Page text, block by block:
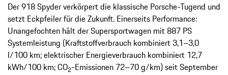
Der 918 Spyder verkörpert die klassische Porsche-Tugend und
setzt Eckpfeiler für die Zukunft. Einerseits Performance:
Unangefochten hält der Supersportwagen mit 887 PS
Systemleistung (Kraftstoffverbrauch kombiniert 3,1–3,0
l/100 km; elektrischer Energieverbrauch kombiniert 12,7
kWh/100 km; CO2-Emissionen 72–70 g/km) seit September